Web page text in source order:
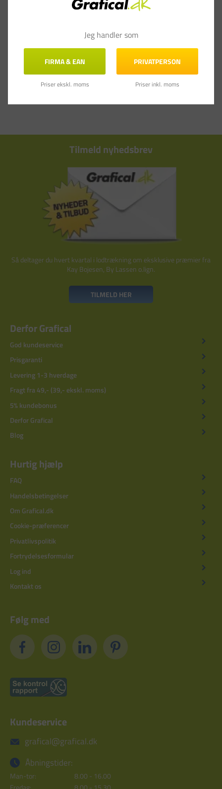
Tilmeld nyhedsbrev
Så deltager du hvert kvartal i lodtrækning om eksklusive præmier fra
Kay Bojesen, By Lassen o.lign.
TILMELD HER
Derfor Grafical
God kundeservice
Prisgaranti
Levering 1-3 hverdage
Fragt fra 49,- (39,- ekskl. moms)
5% kundebonus
Derfor Grafical
Blog
Hurtig hjælp
FAQ
Handelsbetingelser
Om Grafical.dk
Cookie-præferencer
Privatlivspolitik
Fortrydelsesformular
Log ind
Kontakt os
Følg med
Kundeservice
grafical@grafical.dk
Åbningstider:
Man-tor:
8.00 - 16.00
Jeg handler som
FIRMA & EAN
Priser ekskl. moms
PRIVATPERSON
Priser inkl. moms